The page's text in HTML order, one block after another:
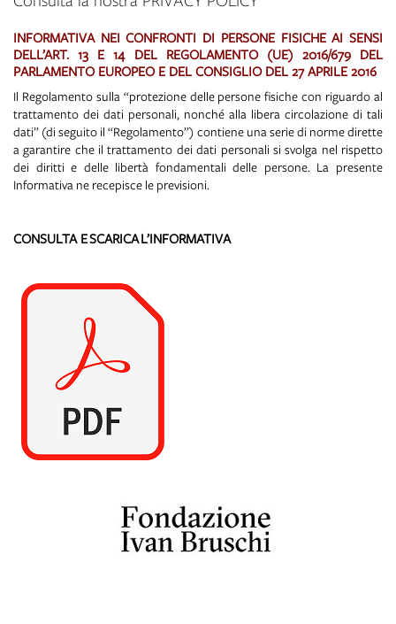
INFORMATIVA NEI CONFRONTI DI PERSONE FISICHE AI SENSI
DELL’ART. 13 E 14 DEL REGOLAMENTO (UE) 2016/679 DEL
PARLAMENTO EUROPEO E DEL CONSIGLIO DEL 27 APRILE 2016
Il Regolamento sulla “protezione delle persone fisiche con riguardo al
trattamento dei dati personali, nonché alla libera circolazione di tali
dati” (di seguito il “Regolamento”) contiene una serie di norme dirette
a garantire che il trattamento dei dati personali si svolga nel rispetto
dei diritti e delle libertà fondamentali delle persone. La presente
Informativa ne recepisce le previsioni.
CONSULTA E SCARICA L’INFORMATIVA